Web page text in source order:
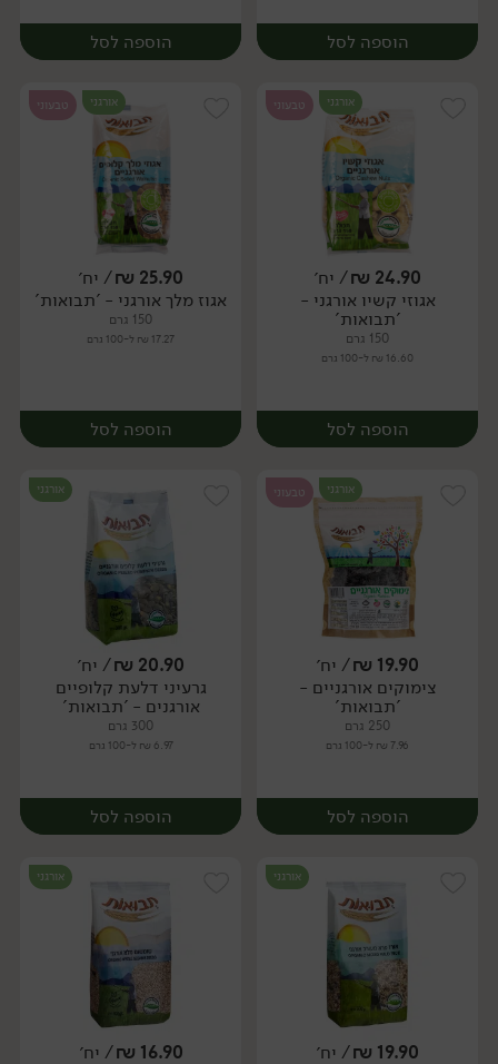
הוספה לסל
יח׳
הוספה לסל
יח׳
אורגני טבעוני
24.90
₪/ יח׳
אגוזי קשיו אורגני -
'תבואות'
150 גרם
16.60 ₪ ל-100 גרם
הוספה לסל
יח׳
אורגני טבעוני
25.90
₪/ יח׳
אגוז מלך אורגני - 'תבואות'
150 גרם
17.27 ₪ ל-100 גרם
הוספה לסל
יח׳
אורגני טבעוני
19.90
₪/ יח׳
צימוקים אורגניים -
'תבואות'
250 גרם
7.96 ₪ ל-100 גרם
הוספה לסל
אורגני
20.90
₪/ יח׳
גרעיני דלעת קלופיים
אורגנים - 'תבואות'
300 גרם
6.97 ₪ ל-100 גרם
הוספה לסל
אורגני
19.90
₪/ יח׳
אורגני
16.90
₪/ יח׳